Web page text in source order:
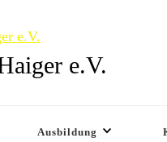
e.V.
Ausbildung